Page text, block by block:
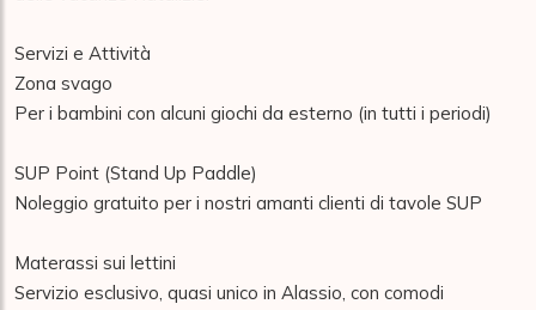
Servizi e Attività
Zona svago
Per i bambini con alcuni giochi da esterno (in tutti i periodi)
SUP Point (Stand Up Paddle)
Noleggio gratuito per i nostri amanti clienti di tavole SUP
Materassi sui lettini
Servizio esclusivo, quasi unico in Alassio, con comodi